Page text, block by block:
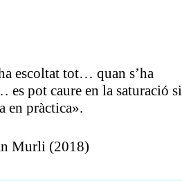
escoltat tot… quan s’ha
pot caure en la saturació si
en pràctica».
Murli (2018)